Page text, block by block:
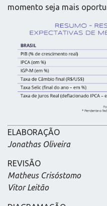
momento seja mais
ELABORAÇÃO
Jonathas Oliveira
REVISÃO
Matheus Crisóstomo
Vitor Leitão